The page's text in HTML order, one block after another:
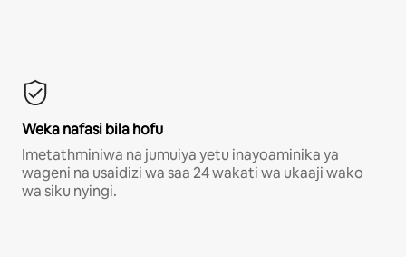
Weka nafasi bila hofu
Imetathminiwa na jumuiya yetu inayoaminika ya
wageni na usaidizi wa saa 24 wakati wa ukaaji wako
wa siku nyingi.